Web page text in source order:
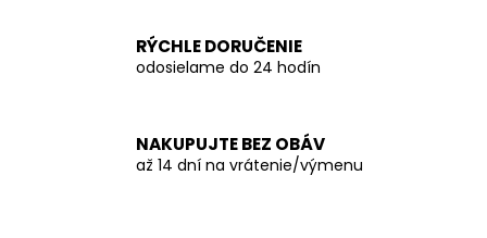
RÝCHLE DORUČENIE
odosielame do 24 hodín
NAKUPUJTE BEZ OBÁV
až 14 dní na vrátenie/výmenu